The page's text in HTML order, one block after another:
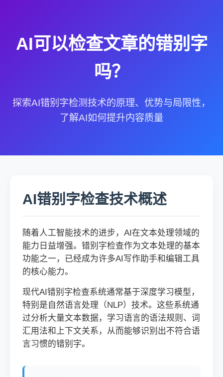
AI可以检查文章的错别字
吗？
探索AI错别字检测技术的原理、优势与局限性，
了解AI如何提升内容质量
AI错别字检查技术概述
随着人工智能技术的进步，AI在文本处理领域的
能力日益增强。错别字检查作为文本处理的基本
功能之一，已经成为许多AI写作助手和编辑工具
的核心能力。
现代AI错别字检查系统通常基于深度学习模型，
特别是自然语言处理（NLP）技术。这些系统通
过分析大量文本数据，学习语言的语法规则、词
汇用法和上下文关系，从而能够识别出不符合语
言习惯的错别字。